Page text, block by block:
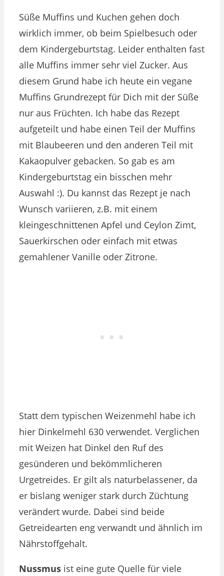
Süße Muffins und Kuchen gehen doch
wirklich immer, ob beim Spielbesuch oder
dem Kindergeburtstag. Leider enthalten fast
alle Muffins immer sehr viel Zucker. Aus
diesem Grund habe ich heute ein vegane
Muffins Grundrezept für Dich mit der Süße
nur aus Früchten. Ich habe das Rezept
aufgeteilt und habe einen Teil der Muffins
mit Blaubeeren und den anderen Teil mit
Kakaopulver gebacken. So gab es am
Kindergeburtstag ein bisschen mehr
Auswahl :). Du kannst das Rezept je nach
Wunsch variieren, z.B. mit einem
kleingeschnittenen Apfel und Ceylon Zimt,
Sauerkirschen oder einfach mit etwas
gemahlener Vanille oder Zitrone.
Statt dem typischen Weizenmehl habe ich
hier Dinkelmehl 630 verwendet. Verglichen
mit Weizen hat Dinkel den Ruf des
gesünderen und bekömmlicheren
Urgetreides. Er gilt als naturbelassener, da
er bislang weniger stark durch Züchtung
verändert wurde. Dabei sind beide
Getreidearten eng verwandt und ähnlich im
Nährstoffgehalt.
Nussmus ist eine gute Quelle für viele